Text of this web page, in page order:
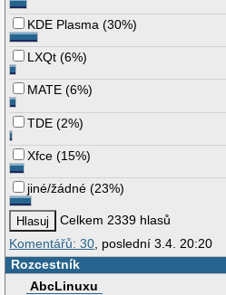
KDE Plasma (30%)
LXQt (6%)
MATE (6%)
TDE (2%)
Xfce (15%)
jiné/žádné (23%)
Celkem 2339 hlasů
Komentářů: 30 , poslední 3.4. 20:20
Rozcestník
AbcLinuxu